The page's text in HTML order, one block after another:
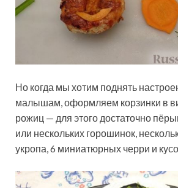
Но когда мы хотим поднять
малышам, оформляем корзинки в
рожиц — для этого достаточно
или нескольких горошинок,
укропа, 6 миниатюрных черри и